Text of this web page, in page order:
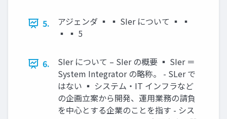
5.
アジェンダ ▪ ▪ SIer について ▪ ▪
▪ ▪ 5
6.
SIer について – SIer の概要 ▪ SIer ＝
System Integrator の略称。 - SLer で
はない ▪ システム・IT インフラなど
の企画立案から開発、運用業務の請負
を中心とする企業のことを指す - シス